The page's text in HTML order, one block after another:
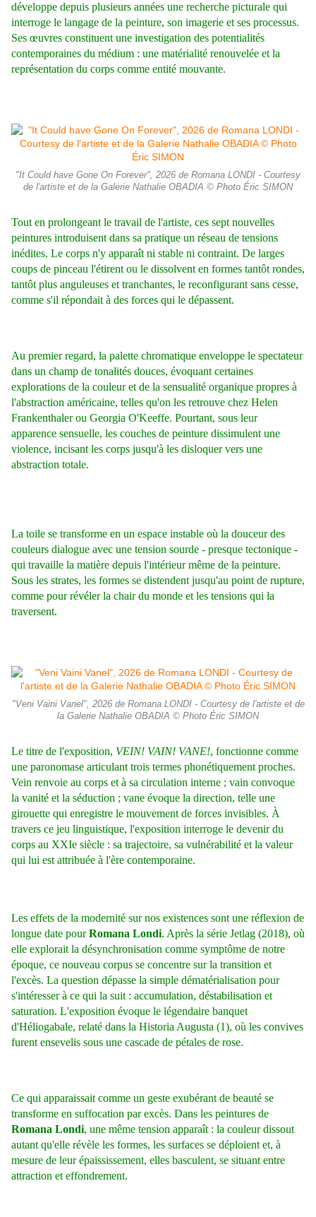
développe depuis plusieurs années une recherche picturale qui
interroge le langage de la peinture, son imagerie et ses processus.
Ses œuvres constituent une investigation des potentialités
contemporaines du médium : une matérialité renouvelée et la
représentation du corps comme entité mouvante.
"It Could have Gone On Forever", 2026 de Romana LONDI - Courtesy
de l'artiste et de la Galerie Nathalie OBADIA © Photo Éric SIMON
Tout en prolongeant le travail de l'artiste, ces sept nouvelles
peintures introduisent dans sa pratique un réseau de tensions
inédites. Le corps n'y apparaît ni stable ni contraint. De larges
coups de pinceau l'étirent ou le dissolvent en formes tantôt rondes,
tantôt plus anguleuses et tranchantes, le reconfigurant sans cesse,
comme s'il répondait à des forces qui le dépassent.
Au premier regard, la palette chromatique enveloppe le spectateur
dans un champ de tonalités douces, évoquant certaines
explorations de la couleur et de la sensualité organique propres à
l'abstraction américaine, telles qu'on les retrouve chez Helen
Frankenthaler ou Georgia O'Keeffe. Pourtant, sous leur
apparence sensuelle, les couches de peinture dissimulent une
violence, incisant les corps jusqu'à les disloquer vers une
abstraction totale.
La toile se transforme en un espace instable où la douceur des
couleurs dialogue avec une tension sourde - presque tectonique -
qui travaille la matière depuis l'intérieur même de la peinture.
Sous les strates, les formes se distendent jusqu'au point de rupture,
comme pour révéler la chair du monde et les tensions qui la
traversent.
"Veni Vaini Vanel", 2026 de Romana LONDI - Courtesy de l'artiste et de
la Galerie Nathalie OBADIA © Photo Éric SIMON
Le titre de l'exposition, VEIN! VAIN! VANE!, fonctionne comme
une paronomase articulant trois termes phonétiquement proches.
Vein renvoie au corps et à sa circulation interne ; vain convoque
la vanité et la séduction ; vane évoque la direction, telle une
girouette qui enregistre le mouvement de forces invisibles. À
travers ce jeu linguistique, l'exposition interroge le devenir du
corps au XXIe siècle : sa trajectoire, sa vulnérabilité et la valeur
qui lui est attribuée à l'ère contemporaine.
Les effets de la modernité sur nos existences sont une réflexion de
longue date pourRomana Londi. Après la série Jetlag (2018), où
elle explorait la désynchronisation comme symptôme de notre
époque, ce nouveau corpus se concentre sur la transition et
l'excès. La question dépasse la simple dématérialisation pour
s'intéresser à ce qui la suit : accumulation, déstabilisation et
saturation. L'exposition évoque le légendaire banquet
d'Héliogabale, relaté dans la Historia Augusta (1), où les convives
furent ensevelis sous une cascade de pétales de rose.
Ce qui apparaissait comme un geste exubérant de beauté se
transforme en suffocation par excès. Dans les peintures de
Romana Londi, une même tension apparaît : la couleur dissout
autant qu'elle révèle les formes, les surfaces se déploient et, à
mesure de leur épaississement, elles basculent, se situant entre
attraction et effondrement.